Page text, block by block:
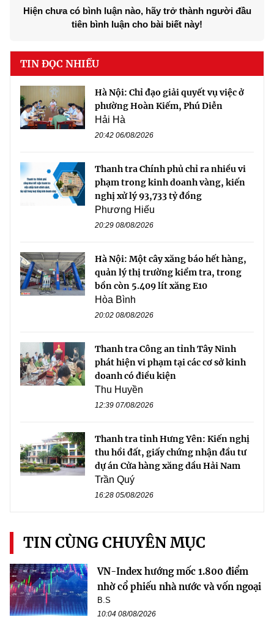
Hiện chưa có bình luận nào, hãy trở thành người đầu
tiên bình luận cho bài biết này!
TIN ĐỌC NHIỀU
Hà Nội: Chỉ đạo giải quyết vụ việc ở
phường Hoàn Kiếm, Phú Diễn
Hải Hà
20:42 06/08/2026
Thanh tra Chính phủ chỉ ra nhiều vi
phạm trong kinh doanh vàng, kiến
nghị xử lý 93,733 tỷ đồng
Phương Hiếu
20:29 08/08/2026
Hà Nội: Một cây xăng báo hết hàng,
quản lý thị trường kiểm tra, trong
bồn còn 5.409 lít xăng E10
Hòa Bình
20:02 08/08/2026
Thanh tra Công an tỉnh Tây Ninh
phát hiện vi phạm tại các cơ sở kinh
doanh có điều kiện
Thu Huyền
12:39 07/08/2026
Thanh tra tỉnh Hưng Yên: Kiến nghị
thu hồi đất, giấy chứng nhận đầu tư
dự án Cửa hàng xăng dầu Hải Nam
Trần Quý
16:28 05/08/2026
TIN CÙNG CHUYÊN MỤC
VN-Index hướng mốc 1.800 điểm
nhờ cổ phiếu nhà nước và vốn ngoại
B.S
10:04 08/08/2026